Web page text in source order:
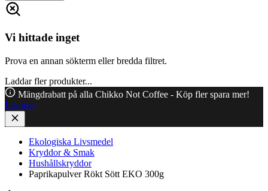
Vi hittade inget
Prova en annan sökterm eller bredda filtret.
Laddar fler produkter...
Mängdrabatt på alla Chikko Not Coffee - Köp fler spara mer!
Läs mer
Ekologiska Livsmedel
Kryddor & Smak
Hushållskryddor
Paprikapulver Rökt Sött EKO 300g